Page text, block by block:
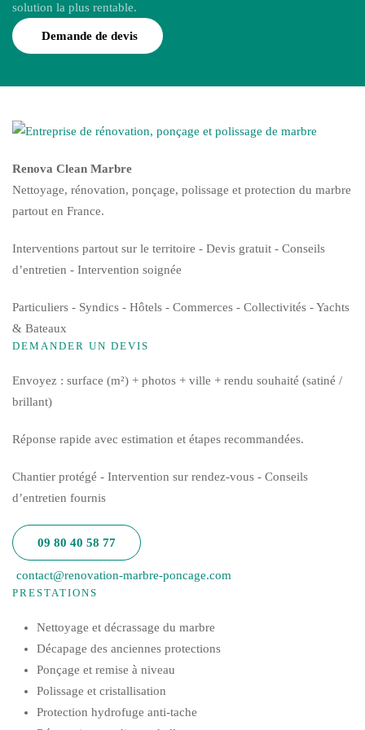
solution la plus rentable.
Demande de devis
Renova Clean Marbre
Nettoyage, rénovation, ponçage, polissage et protection du marbre
partout en France.
Interventions partout sur le territoire - Devis gratuit - Conseils
d’entretien - Intervention soignée
Particuliers - Syndics - Hôtels - Commerces - Collectivités - Yachts
& Bateaux
DEMANDER UN DEVIS
Envoyez : surface (m²) + photos + ville + rendu souhaité (satiné /
brillant)
Réponse rapide avec estimation et étapes recommandées.
Chantier protégé - Intervention sur rendez-vous - Conseils
d’entretien fournis
09 80 40 58 77
contact@renovation-marbre-poncage.com
PRESTATIONS
Nettoyage et décrassage du marbre
Décapage des anciennes protections
Ponçage et remise à niveau
Polissage et cristallisation
Protection hydrofuge anti-tache